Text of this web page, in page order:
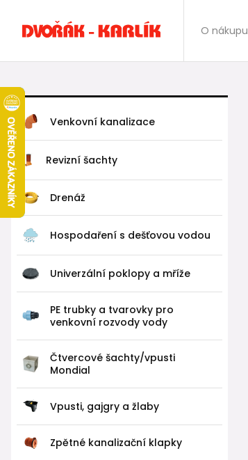
O nákupu
Venkovní kanalizace
Revizní šachty
Drenáž
Hospodaření s dešťovou vodou
Univerzální poklopy a mříže
PE trubky a tvarovky pro
venkovní rozvody vody
Čtvercové šachty/vpusti
Mondial
Vpusti, gajgry a žlaby
Zpětné kanalizační klapky